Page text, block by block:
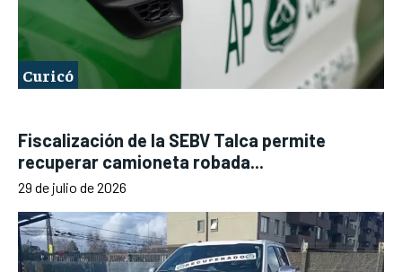
Curicó
Fiscalización de la SEBV Talca permite
recuperar camioneta robada...
29 de julio de 2026